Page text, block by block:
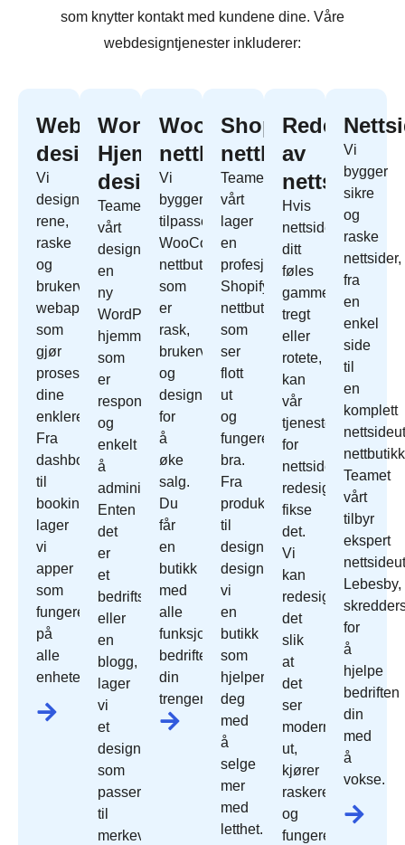
som knytter kontakt med kundene dine. Våre
webdesigntjenester inkluderer:
Webapp
design
Vi
designer
rene,
raske
og
brukervennlige
webapper
som
gjør
prosessene
dine
enklere.
Fra
dashbord
til
bookingsystemer
lager
vi
apper
som
fungerer
på
alle
enheter.
WordPress
Hjemmeside
design
Teamet
vårt
designer
en
ny
WordPress
hjemmeside
som
er
responsivt
og
enkelt
å
administrere.
Enten
det
er
et
bedriftsnettsted
eller
en
blogg,
lager
vi
et
design
som
passer
til
merkevaren
WooCommerce
nettbutikk
Vi
bygger
tilpassede
WooCommerce
nettbutikk
som
er
rask,
brukervennlig
og
designet
for
å
øke
salg.
Du
får
en
butikk
med
alle
funksjonene
bedriften
din
trenger.
Shopify
nettbutikk
Teamet
vårt
lager
en
profesjonell
Shopify
nettbutikk
som
ser
flott
ut
og
fungerer
bra.
Fra
produktoppsett
til
design
designer
vi
en
butikk
som
hjelper
deg
med
å
selge
mer
med
letthet.
Redesign
av
nettside
Hvis
nettside
ditt
føles
gammelt,
tregt
eller
rotete,
kan
vår
tjeneste
for
nettside
redesign
fikse
det.
Vi
kan
redesign
det
slik
at
det
ser
moderne
ut,
kjører
raskere
og
fungerer
Vi
bygger
sikre
og
raske
nettsider,
fra
en
enkel
side
til
en
komplett
Teamet
vårt
tilbyr
ekspert
Lebesby,
for
å
hjelpe
bedriften
din
med
å
vokse.